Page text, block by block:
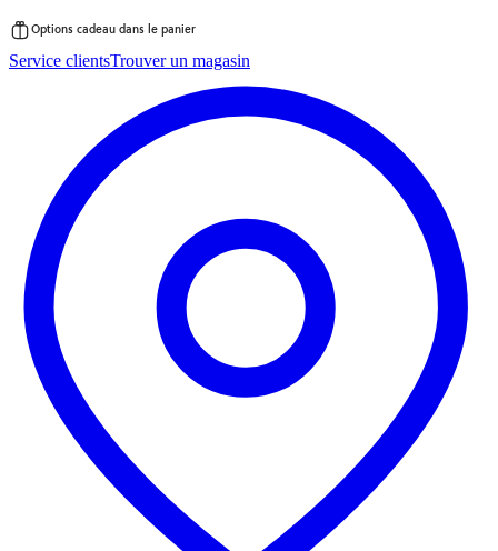
au
Options cadeau dans le panier
Service clientsTrouver un magasin